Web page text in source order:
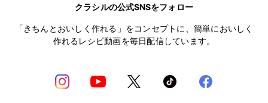
クラシルの公式SNSをフォロー
「きちんとおいしく作れる」をコンセプトに、簡単においしく
作れるレシピ動画を毎日配信しています。